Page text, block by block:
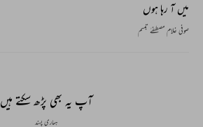
میں آ رہا ہوں
صوفی غلام مصطفےٰ تبسم
آپ یہ بھی پڑھ سکتے ہیں
ہماری پسند